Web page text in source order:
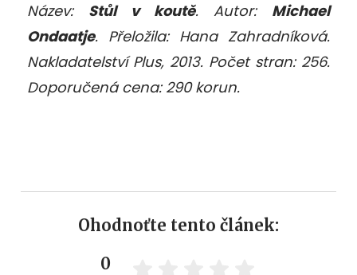
Název: Stůl v koutě. Autor: Michael
Ondaatje. Přeložila: Hana Zahradníková.
Nakladatelství Plus, 2013. Počet stran: 256.
Doporučená cena: 290 korun.
Ohodnoťte tento článek:
0